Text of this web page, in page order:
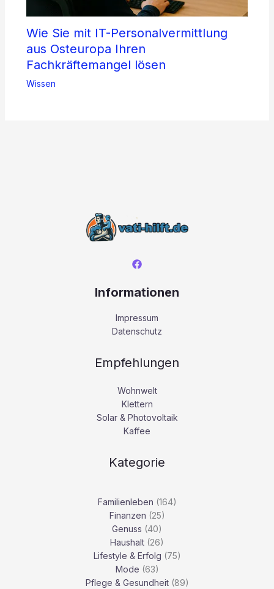
Wie Sie mit IT-Personalvermittlung
aus Osteuropa Ihren
Fachkräftemangel lösen
Wissen
Informationen
Impressum
Datenschutz
Empfehlungen
Wohnwelt
Klettern
Solar & Photovoltaik
Kaffee
Kategorie
Familienleben (164)
Finanzen (25)
Genuss (40)
Haushalt (26)
Lifestyle & Erfolg (75)
Mode (63)
Pflege & Gesundheit(89)